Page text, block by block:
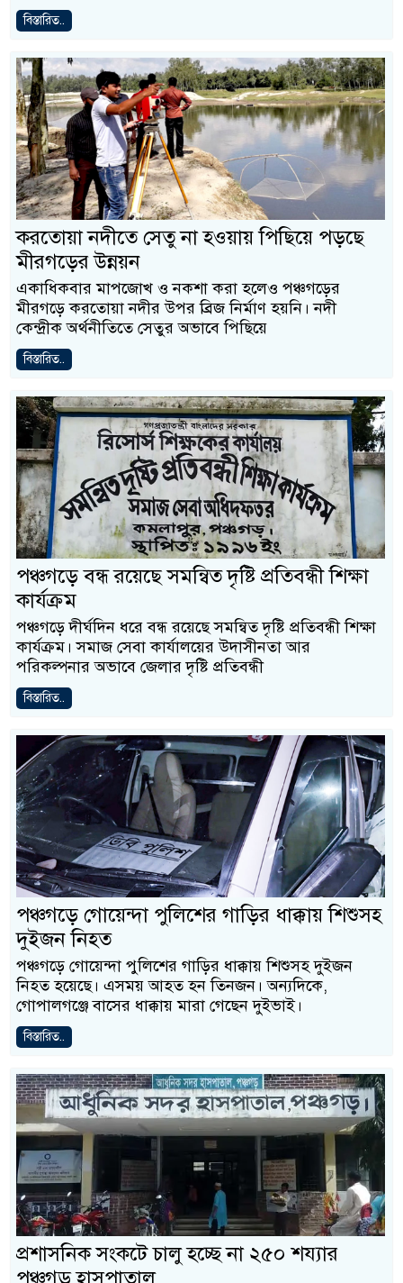
বিস্তারিত..
করতোয়া নদীতে সেতু না হওয়ায় পিছিয়ে পড়ছে
মীরগড়ের উন্নয়ন
একাধিকবার মাপজোখ ও নকশা করা হলেও পঞ্চগড়ের
মীরগড়ে করতোয়া নদীর উপর ব্রিজ নির্মাণ হয়নি। নদী
কেন্দ্রীক অর্থনীতিতে সেতুর অভাবে পিছিয়ে
বিস্তারিত..
পঞ্চগড়ে বন্ধ রয়েছে সমন্বিত দৃষ্টি প্রতিবন্ধী শিক্ষা
কার্যক্রম
পঞ্চগড়ে দীর্ঘদিন ধরে বন্ধ রয়েছে সমন্বিত দৃষ্টি প্রতিবন্ধী শিক্ষা
কার্যক্রম। সমাজ সেবা কার্যালয়ের উদাসীনতা আর
পরিকল্পনার অভাবে জেলার দৃষ্টি প্রতিবন্ধী
বিস্তারিত..
পঞ্চগড়ে গোয়েন্দা পুলিশের গাড়ির ধাক্কায় শিশুসহ
দুইজন নিহত
পঞ্চগড়ে গোয়েন্দা পুলিশের গাড়ির ধাক্কায় শিশুসহ দুইজন
নিহত হয়েছে। এসময় আহত হন তিনজন। অন্যদিকে,
গোপালগঞ্জে বাসের ধাক্কায় মারা গেছেন দুইভাই।
বিস্তারিত..
প্রশাসনিক সংকটে চালু হচ্ছে না ২৫০ শয্যার